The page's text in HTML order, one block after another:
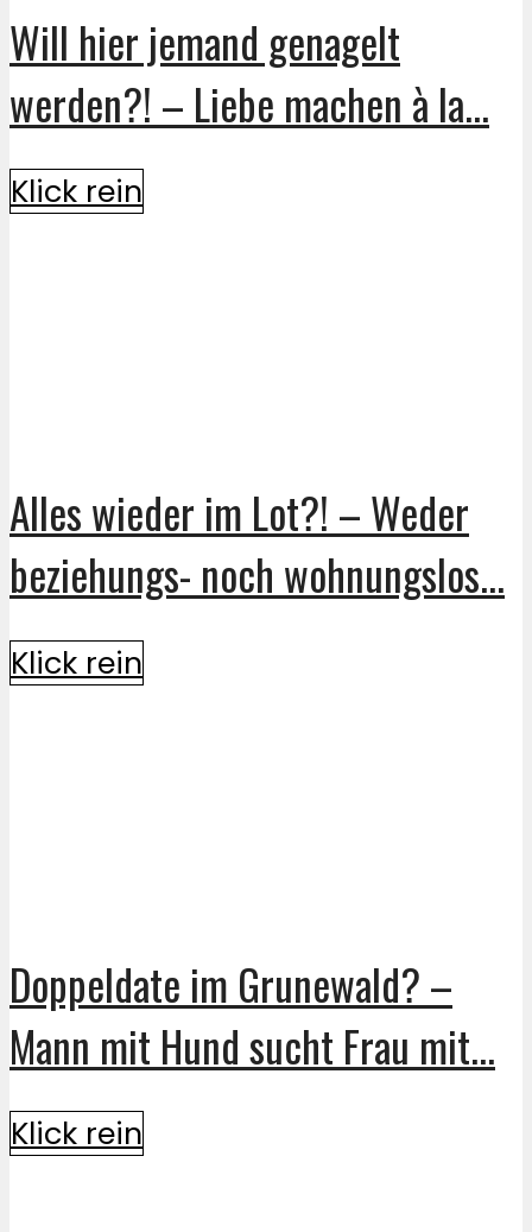
Will hier jemand genagelt
werden?! – Liebe machen à la...
Klick rein
Alles wieder im Lot?! – Weder
beziehungs- noch wohnungslos...
Klick rein
Doppeldate im Grunewald? –
Mann mit Hund sucht Frau mit...
Klick rein